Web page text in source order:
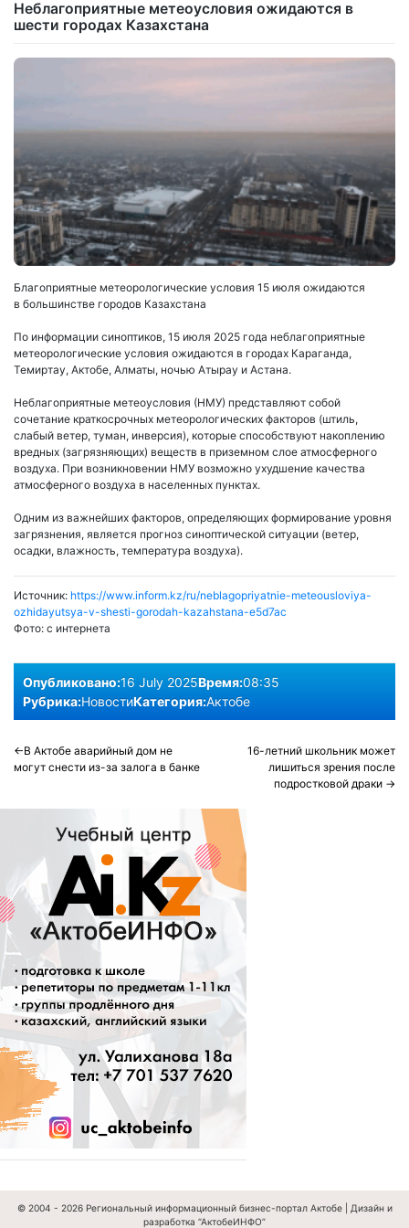
Неблагоприятные метеоусловия ожидаются в
шести городах Казахстана
Благоприятные метеорологические условия 15 июля ожидаются
в большинстве городов Казахстана
По информации синоптиков, 15 июля 2025 года неблагоприятные
метеорологические условия ожидаются в городах Караганда,
Темиртау, Актобе, Алматы, ночью Атырау и Астана.
Неблагоприятные метеоусловия (НМУ) представляют собой
сочетание краткосрочных метеорологических факторов (штиль,
слабый ветер, туман, инверсия), которые способствуют накоплению
вредных (загрязняющих) веществ в приземном слое атмосферного
воздуха. При возникновении НМУ возможно ухудшение качества
атмосферного воздуха в населенных пунктах.
Одним из важнейших факторов, определяющих формирование уровня
загрязнения, является прогноз синоптической ситуации (ветер,
осадки, влажность, температура воздуха).
Источник: https://www.inform.kz/ru/neblagopriyatnie-meteousloviya-
ozhidayutsya-v-shesti-gorodah-kazahstana-e5d7ac
Фото: с интернета
Опубликовано:16 July 2025Время:08:35
Рубрика:НовостиКатегория:Актобе
Post
navigation
В Актобе аварийный дом не
могут снести из-за залога в банке
16-летний школьник может
лишиться зрения после
подростковой драки
© 2004 - 2026 Региональный информационный бизнес-портал Актобе
Дизайн и
разработка “АктобеИНФО”